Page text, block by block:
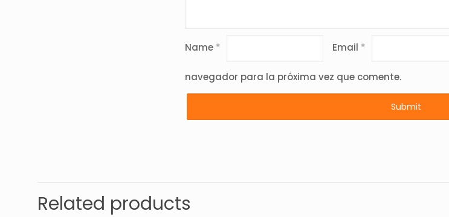
Name * Email *
navegador para la próxima vez que comente.
Related products